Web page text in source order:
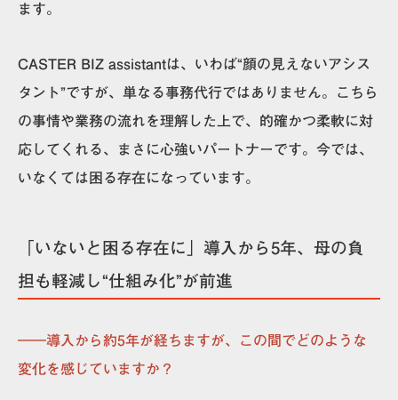
ます。
CASTER BIZ assistantは、いわば“顔の見えないアシス
タント”ですが、単なる事務代行ではありません。こちら
の事情や業務の流れを理解した上で、的確かつ柔軟に対
応してくれる、まさに心強いパートナーです。今では、
いなくては困る存在になっています。
「いないと困る存在に」導入から5年、母の負
担も軽減し“仕組み化”が前進
――導入から約5年が経ちますが、この間でどのような
変化を感じていますか？